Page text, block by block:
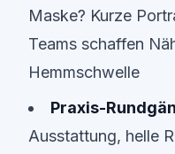
Maske? Kurze
Teams schaffen
Hemmschwelle
Praxis-
Ausstattung, helle